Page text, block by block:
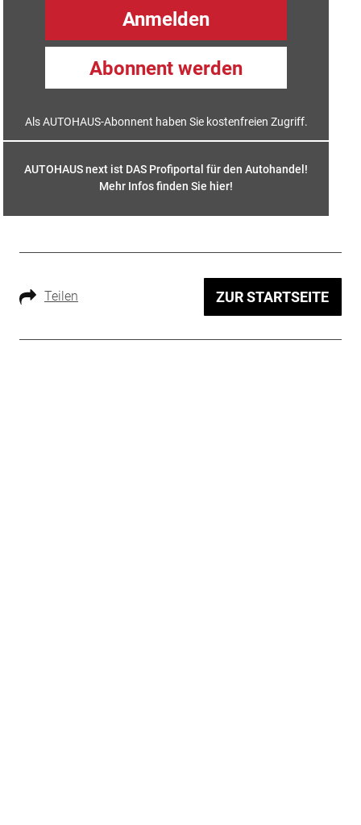
Anmelden
Abonnent werden
Als AUTOHAUS-Abonnent haben Sie kostenfreien Zugriff.
AUTOHAUS next ist DAS Profiportal für den Autohandel!
Mehr Infos finden Sie hier!
Teilen ZUR STARTSEITE